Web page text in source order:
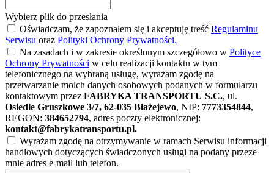
Wybierz plik do przesłania
Oświadczam, że zapoznałem się i akceptuję treść Regulaminu
Serwisu oraz Polityki Ochrony Prywatności.
Na zasadach i w zakresie określonym szczegółowo w Polityce
Ochrony Prywatności w celu realizacji kontaktu w tym
telefonicznego na wybraną usługę, wyrażam zgodę na
przetwarzanie moich danych osobowych podanych w formularzu
kontaktowym przez FABRYKA TRANSPORTU S.C., ul.
Osiedle Gruszkowe 3/7, 62-035 Błażejewo, NIP: 7773354844,
REGON: 384652794, adres poczty elektronicznej:
kontakt@fabrykatransportu.pl.
Wyrażam zgodę na otrzymywanie w ramach Serwisu informacji
handlowych dotyczących świadczonych usługi na podany przeze
mnie adres e-mail lub telefon.